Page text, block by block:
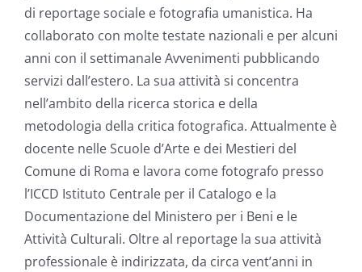
di reportage sociale e fotografia umanistica. Ha
collaborato con molte testate nazionali e per alcuni
anni con il settimanale Avvenimenti pubblicando
servizi dall’estero. La sua attività si concentra
nell’ambito della ricerca storica e della
metodologia della critica fotografica. Attualmente è
docente nelle Scuole d’Arte e dei Mestieri del
Comune di Roma e lavora come fotografo presso
l’ICCD Istituto Centrale per il Catalogo e la
Documentazione del Ministero per i Beni e le
Attività Culturali. Oltre al reportage la sua attività
professionale è indirizzata, da circa vent’anni in